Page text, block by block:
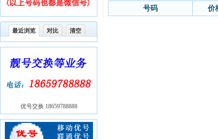
最近浏览 对比 清空
优号交换 18659788888
号码 价